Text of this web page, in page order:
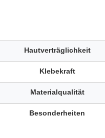
Hautverträglichkeit
Klebekraft
Materialqualität
Besonderheiten